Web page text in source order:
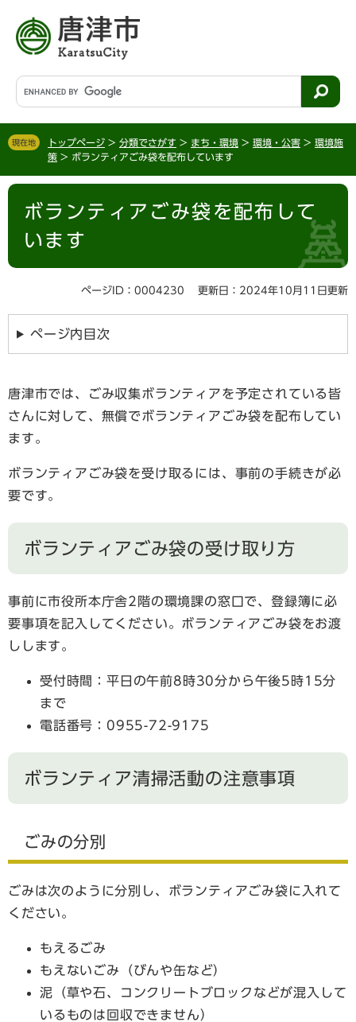
す
。
し
て
文
へ
G
o
g
l
カ
タ
ム
索
現在地 トップページ > 分類でさがす > まち・環境 > 環境・公害 > 環境施
策 > ボランティアごみ袋を配布しています
本
ボランティアごみ袋を配布して
います
ページID：0004230 更新日：2024年10月11日更新
ページ内目次
唐津市では、ごみ収集ボランティアを予定されている皆
さんに対して、無償でボランティアごみ袋を配布してい
ます。
ボランティアごみ袋を受け取るには、事前の手続きが必
要です。
ボランティアごみ袋の受け取り方
事前に市役所本庁舎2階の環境課の窓口で、登録簿に必
要事項を記入してください。ボランティアごみ袋をお渡
しします。
受付時間：平日の午前8時30分から午後5時15分
まで
電話番号：0955-72-9175
ボランティア清掃活動の注意事項
ごみの分別
ごみは次のように分別し、ボランティアごみ袋に入れて
ください。
もえるごみ
もえないごみ（びんや缶など）
泥（草や石、コンクリートブロックなどが混入して
いるものは回収できません）